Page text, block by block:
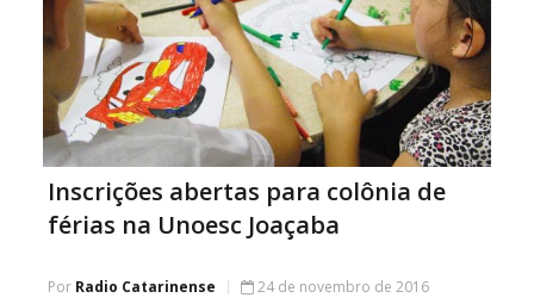
Inscrições abertas para colônia de
férias na Unoesc Joaçaba
Por Radio Catarinense 24 de novembro de 2016